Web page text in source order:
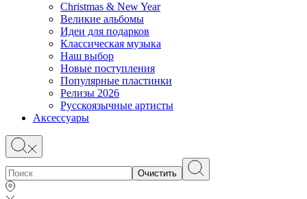
Christmas & New Year
Великие альбомы
Идеи для подарков
Классическая музыка
Наш выбор
Новые поступления
Популярные пластинки
Релизы 2026
Русскоязычные артисты
Аксессуары
Очистить